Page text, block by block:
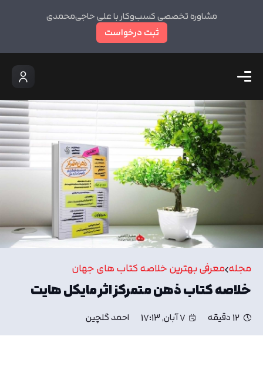
مشاوره تخصصی کسب‌وکار با علی حاجی‌محمدی
ثبت درخواست
مجله معرفی بهترین خلاصه کتاب های جهان
خلاصه کتاب ذهن متمرکز اثر مایکل هایت
12 دقیقه 7 آبان, 17:13 احمد گلچین